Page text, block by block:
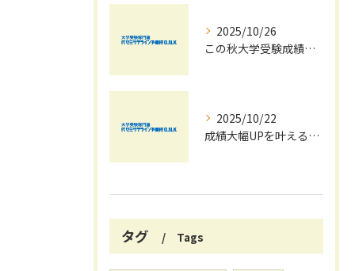
2025/10/26
この秋大学受験成績大幅UPの秘訣
2025/10/22
成績大幅UPを叶える秋の効率学習法
タグ Tags